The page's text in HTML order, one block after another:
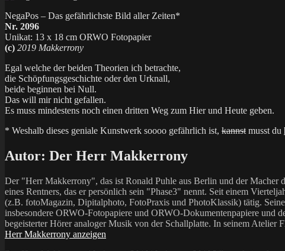
NegaPos – Das gefährlichste Bild aller Zeiten*
Nr. 2096
Unikat: 13 x 18 cm ORWO Fotopapier
(c) 2019 Makkerrony
Egal welche der beiden Theorien ich betrachte,
die Schöpfungsgeschichte oder den Urknall,
beide beginnen bei Null.
Das will mir nicht gefallen.
Es muss mindestens noch einen dritten Weg zum Hier und Heute geben.
* Weshalb dieses geniale Kunstwerk soooo gefährlich ist, kannst musst du
Autor: Der Herr Makkerrony
Der "Herr Makkerrony", das ist Ronald Puhle aus Berlin und der Macher
eines Rentners, das er persönlich sein "Phase3" nennt. Seit einem
(z.B. fotoMagazin, Dipitalphoto, FotoPraxis und PhotoKlassik) tätig.
insbesondere ORWO-Fotopapiere und ORWO-Dokumentenpapiere und
begeisterter Hörer analoger Musik von der Schallplatte. In seinem Atelier
Herr Makkerrony anzeigen